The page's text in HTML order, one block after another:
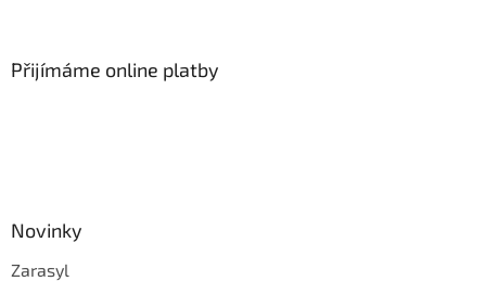
Přijímáme online platby
Novinky
Zarasyl